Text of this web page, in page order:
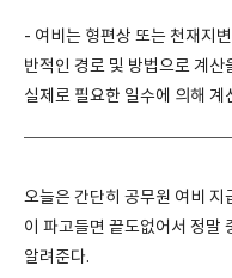
- 여비는 형편상 또는 천재지
반적인 경로 및 방법으로 계산
실제로 필요한 일수에 의해 계
오늘은 간단히 공무원 여비 지
이 파고들면 끝도없어서 정말
알려준다.